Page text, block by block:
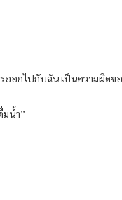
รออกไปกับฉัน เป็นความผิดข
มน้ำ”